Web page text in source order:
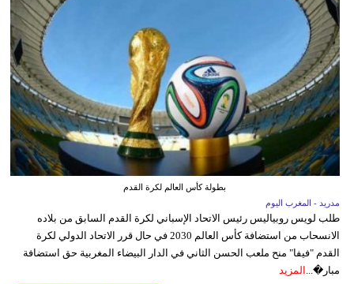
بطولة كأس العالم لكرة القدم
مدريد - المغرب اليوم
طلب لويس روبياليس رئيس الاتحاد الإسباني لكرة القدم السابق من بلاده
الانسحاب من استضافة كأس العالم 2030 في حال قرر الاتحاد الدولي لكرة
القدم "فيفا" منح ملعب الحسن الثاني في الدار البيضاء المغربية حق استضافة
مبار�... المزيد